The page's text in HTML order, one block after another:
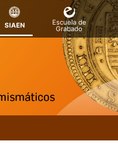
SIAEN
Escuela de
Grabado